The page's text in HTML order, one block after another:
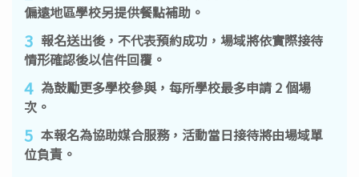
偏遠地區學校另提供餐點補助。
3 報名送出後，不代表預約成功，場域將依實際接待
情形確認後以信件回覆。
4 為鼓勵更多學校參與，每所學校最多申請 2 個場
次。
5 本報名為協助媒合服務，活動當日接待將由場域單
位負責。